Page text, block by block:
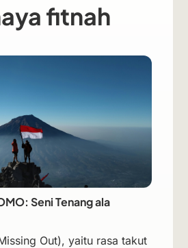
fitnah
Seni Tenang ala
Out), yaitu rasa takut